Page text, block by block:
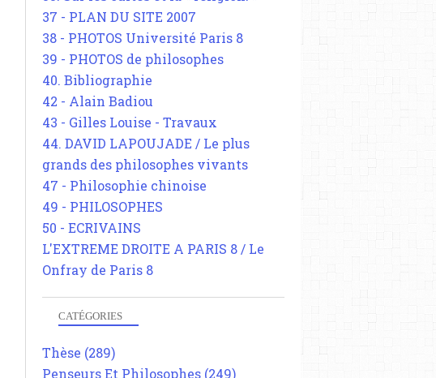
37 - PLAN DU SITE 2007
38 - PHOTOS Université Paris 8
39 - PHOTOS de philosophes
40. Bibliographie
42 - Alain Badiou
43 - Gilles Louise - Travaux
44. DAVID LAPOUJADE / Le plus
grands des philosophes vivants
47 - Philosophie chinoise
49 - PHILOSOPHES
50 - ECRIVAINS
L'EXTREME DROITE A PARIS 8 / Le
Onfray de Paris 8
CATÉGORIES
Thèse (289)
Penseurs Et Philosophes (249)